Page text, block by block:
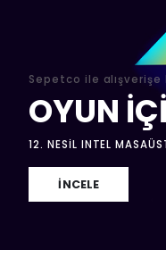
Sepetco ile alışverişe
OYUN
12. NESİL INTEL
İNCELE